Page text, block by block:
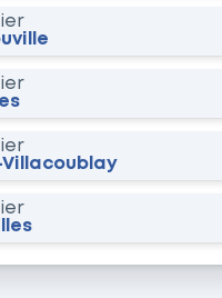
Villacoublay